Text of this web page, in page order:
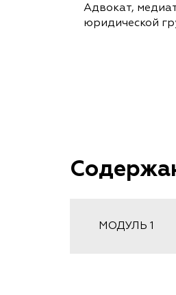
Адвокат,
юридической
МОДУЛЬ 1